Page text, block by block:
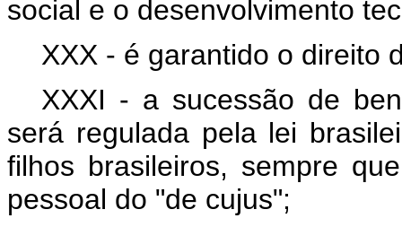
social e o desenvolvimento
XXX - é garantido o direito
XXXI - a sucessão de
será regulada pela lei
filhos brasileiros, sempre
pessoal do "de cujus";